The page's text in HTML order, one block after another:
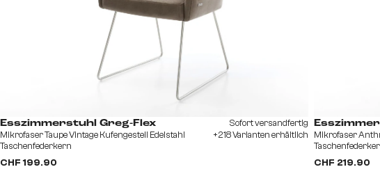
Esszimmerstuhl Greg-Flex
Mikrofaser Taupe Vintage Kufengestell Edelstahl
Taschenfederkern
CHF 199.90
Sofort versandfertig
+218 Varianten erhältlich
Mikrofaser
CHF 219.90